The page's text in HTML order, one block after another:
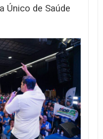
Único de Saúde